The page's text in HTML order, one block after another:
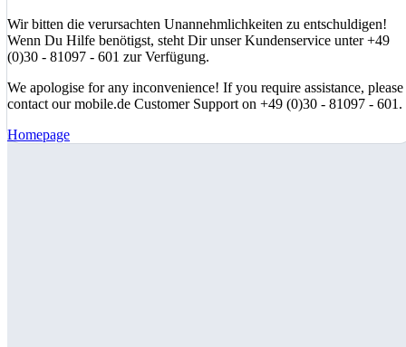
Wir bitten die verursachten Unannehmlichkeiten zu entschuldigen!
Wenn Du Hilfe benötigst, steht Dir unser Kundenservice unter +49
(0)30 - 81097 - 601 zur Verfügung.
We apologise for any inconvenience! If you require assistance, please
contact our mobile.de Customer Support on +49 (0)30 - 81097 - 601.
Homepage